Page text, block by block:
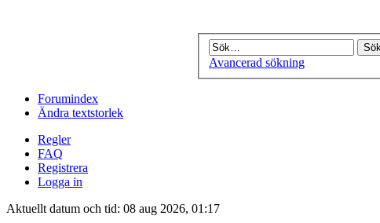
Avancerad sökning
Forumindex
Ändra textstorlek
Regler
FAQ
Registrera
Logga in
Aktuellt datum och tid: 08 aug 2026, 01:17